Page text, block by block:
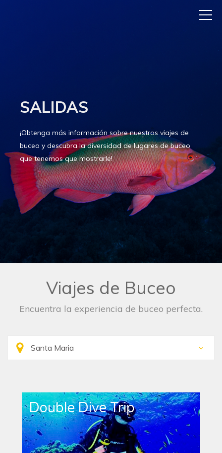
SALIDAS
¡Obtenga más información sobre nuestros viajes de
buceo y descubra la diversidad de lugares de buceo
que tenemos que mostrarle!
Viajes de Buceo
Encuentra la experiencia de buceo perfecta.
Double Dive Trip